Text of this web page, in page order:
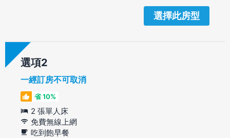
選擇此房型
選項
一經訂房不可取消
省 10%
2 張單人床
免費無線上網
吃到飽早餐